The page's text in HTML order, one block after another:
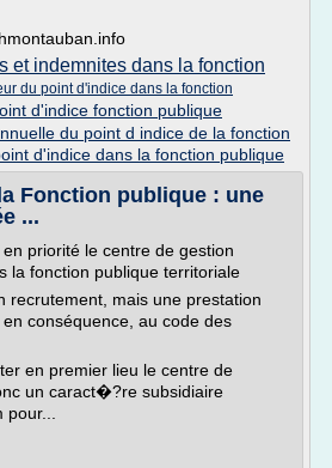
et indemnites dans la fonction
du point d'indice dans la fonction
d'indice fonction publique
du point d indice de la fonction
d'indice dans la fonction publique
Fonction publique : une
...
priorité le centre de gestion
la fonction publique territoriale
recrutement, mais une prestation
conséquence, au code des
en premier lieu le centre de
un caract�?re subsidiaire